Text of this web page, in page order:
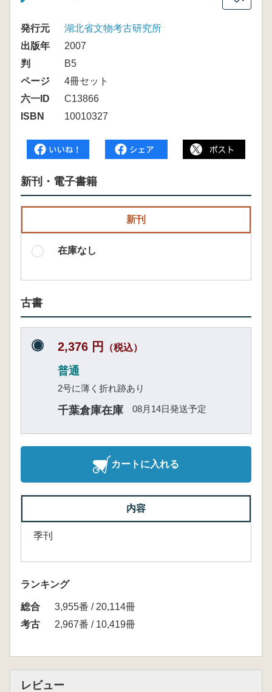
発行元
湖北省文物考古研究所
出版年
2007
判
B5
ページ
4冊セット
六一ID
C13866
ISBN
10010327
新刊・電子書籍
新刊
在庫なし
古書
2,376 円 （税込）
普通
2号に薄く折れ跡あり
千葉倉庫在庫 08月14日発送予定
カートに入れる
内容
季刊
ランキング
総合
3,955番 / 20,114冊
考古
2,967番 / 10,419冊
レビュー